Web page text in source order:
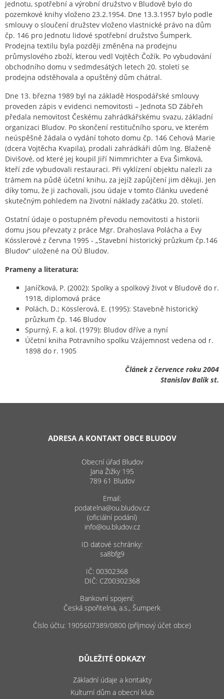
Jednotu, spotřební a výrobní družstvo v Bludově bylo do
pozemkové knihy vloženo 23.2.1954. Dne 13.3.1957 bylo podle
smlouvy o sloučení družstev vloženo vlastnické právo na dům
čp. 146 pro Jednotu lidové spotřební družstvo Šumperk.
Prodejna textilu byla později změněna na prodejnu
průmyslového zboží, kterou vedl Vojtěch Čožík. Po vybudování
obchodního domu v sedmdesátých letech 20. století se
prodejna odstěhovala a opuštěný dům chátral.
Dne 13. března 1989 byl na základě Hospodářské smlouvy
proveden zápis v evidenci nemovitosti – Jednota SD Zábřeh
předala nemovitost Českému zahrádkářskému svazu, základní
organizaci Bludov. Po skončení restitučního sporu, ve kterém
neúspěšně žádala o vydání tohoto domu čp. 146 Cehová Marie
(dcera Vojtěcha Kvapila), prodali zahrádkáři dům Ing. Blaženě
Divišové, od které jej koupil Jiří Nimmrichter a Eva Šimková,
kteří zde vybudovali restauraci. Při vyklízení objektu nalezli za
trámem na půdě účetní knihu, za jejíž zapůjčení jim děkuji. Jen
díky tomu, že ji zachovali, jsou údaje v tomto článku uvedené
skutečným pohledem na životní náklady začátku 20. století.
Ostatní údaje o postupném převodu nemovitosti a historii
domu jsou převzaty z práce Mgr. Drahoslava Polácha a Evy
Kósslerové z června 1995 - „Stavební historický průzkum čp.146
Bludov“ uložené na OÚ Bludov.
Prameny a literatura:
Janíčková, P. (2002): Spolky a spolkový život v Bludově do r.
1918, diplomová práce
Polách, D.; Kösslerová, E. (1995): Stavebně historický
průzkum čp. 146 Bludov
Spurný, F. a kol. (1979): Bludov dříve a nyní
Účetní kniha Potravního spolku Vzájemnost vedena od r.
1898 do r. 1905
Článek z července roku 2004
Stanislav Balík st.
ADRESA A KONTAKT OBCE BLUDOV
Obecní úřad Bludov
Jana Žižky 195
789 61 Bludov
Email:
podatelna@ou.bludov.cz
(oficiální podání)
info@ou.bludov.cz
ID datové schránky:
sa8bfg9
IČ: 00302368
DIČ: CZ00302368
Bankovní spojení:
Česká spořitelna, a.s., Šumperk
Číslo účtu: 1905607389/0800 (příjmový účet obce)
DŮLEŽITÉ ODKAZY
Základní údaje a kontakty
Kulturní dům a obecní klub